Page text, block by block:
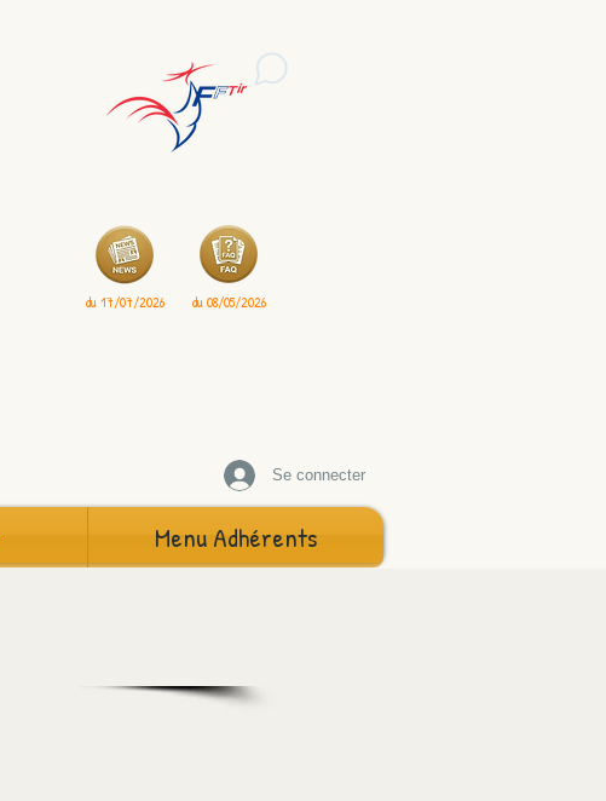
du 17/07/2026 du 08/05/2026
Se connecter
Menu Adhérents